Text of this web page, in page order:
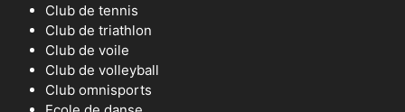
Club de tennis
Club de triathlon
Club de voile
Club de volleyball
Club omnisports